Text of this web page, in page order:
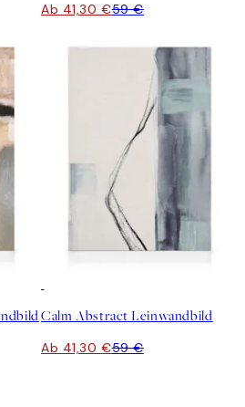
Ab 41,30 €59 €
Calm Abstract Leinwandbild
Ab 41,30 €59 €